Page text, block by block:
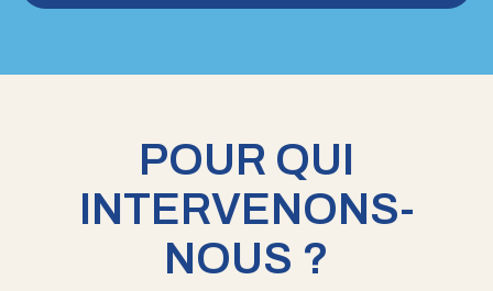
POUR QUI
INTERVENONS-
NOUS ?